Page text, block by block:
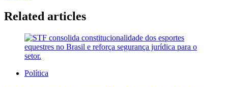
Related articles
Política